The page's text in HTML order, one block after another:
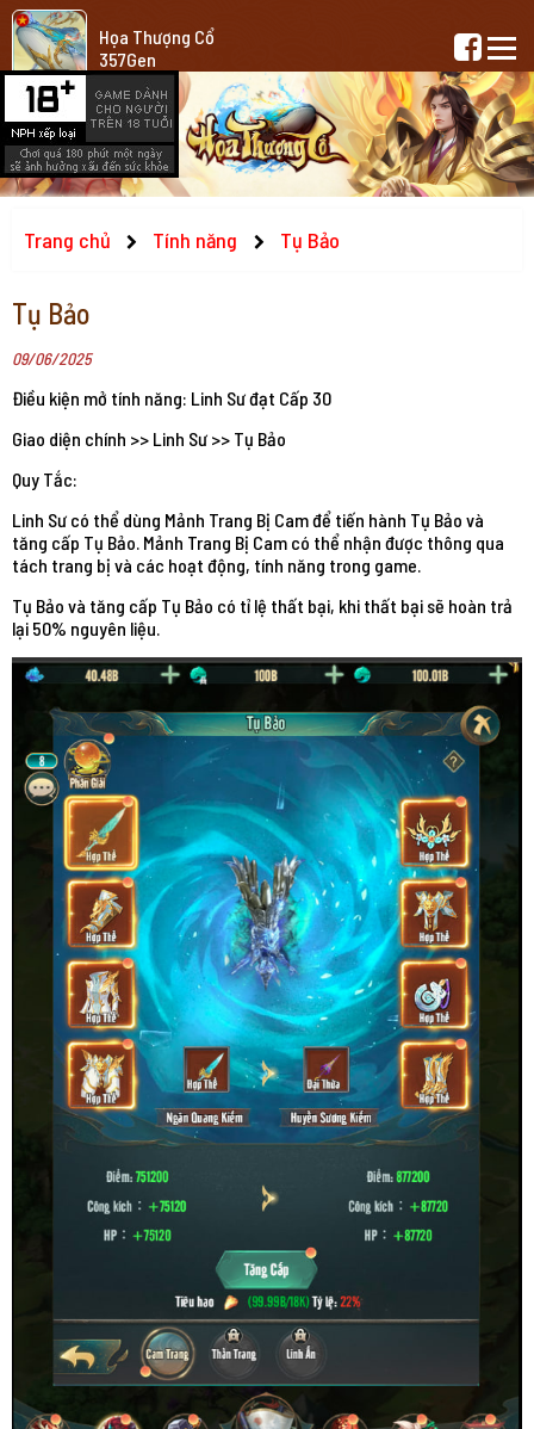
Họa Thượng Cổ
357Gen
Trang chủ Tính năng Tụ Bảo
Tụ Bảo
09/06/2025
Điều kiện mở tính năng: Linh Sư đạt Cấp 30
Giao diện chính >> Linh Sư >> Tụ Bảo
Quy Tắc:
Linh Sư có thể dùng Mảnh Trang Bị Cam để tiến hành Tụ Bảo và
tăng cấp Tụ Bảo. Mảnh Trang Bị Cam có thể nhận được thông qua
tách trang bị và các hoạt động, tính năng trong game.
Tụ Bảo và tăng cấp Tụ Bảo có tỉ lệ thất bại, khi thất bại sẽ hoàn trả
lại 50% nguyên liệu.